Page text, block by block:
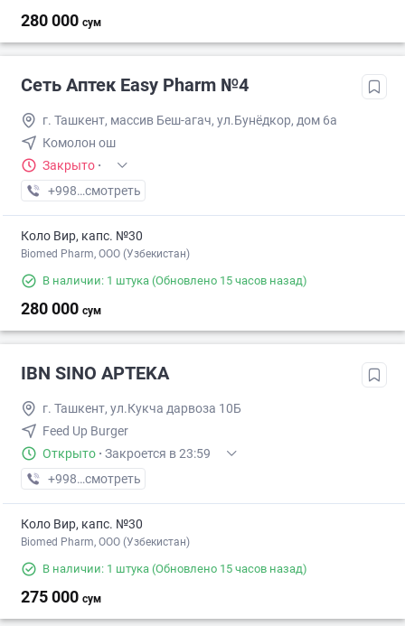
280 000 сум
Сеть Аптек Easy Pharm №4
г. Ташкент, массив Беш-агач, ул.Бунёдкор, дом 6а
Комолон ош
Закрыто ·
+998 (71) XXX-XX-XX
смотреть
Коло Вир, капс. №30
Biomed Pharm, OOO (Узбекистан)
В наличии: 1 штука (Обновлено 15 часов назад)
280 000 сум
IBN SINO APTEKA
г. Ташкент, ул.Кукча дарвоза 10Б
Feed Up Burger
Открыто · Закроется в 23:59
+998 (90) XXX-XX-XX
смотреть
Коло Вир, капс. №30
Biomed Pharm, OOO (Узбекистан)
В наличии: 1 штука (Обновлено 15 часов назад)
275 000 сум